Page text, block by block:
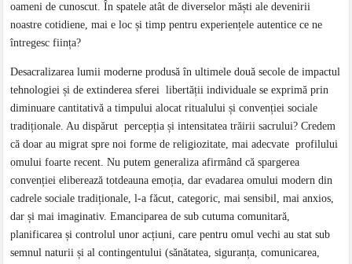
oameni de cunoscut. În spatele atât de diverselor măști ale devenirii
noastre cotidiene, mai e loc și timp pentru experiențele autentice ce ne
întregesc ființa?
Desacralizarea lumii moderne produsă în ultimele două secole de impactul
tehnologiei și de extinderea sferei libertății individuale se exprimă prin
diminuare cantitativă a timpului alocat ritualului și convenției sociale
tradiționale. Au dispărut percepția și intensitatea trăirii sacrului? Credem
că doar au migrat spre noi forme de religiozitate, mai adecvate profilului
omului foarte recent. Nu putem generaliza afirmând că spargerea
convenției eliberează totdeauna emoția, dar evadarea omului modern din
cadrele sociale tradiționale, l-a făcut, categoric, mai sensibil, mai anxios,
dar și mai imaginativ. Emanciparea de sub cutuma comunitară,
planificarea și controlul unor acțiuni, care pentru omul vechi au stat sub
semnul naturii și al contingentului (sănătatea, siguranța, comunicarea,